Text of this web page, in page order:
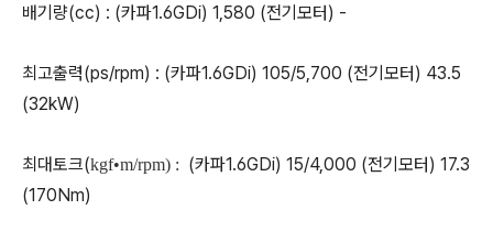
배기량(cc) : (카파1.6GDi) 1,580 (전기모터) -
최고출력(ps/rpm) : (카파1.6GDi) 105/5,700 (전기모터) 43.5
(32kW)
최대토크(kgf•m/rpm) : (카파1.6GDi) 15/4,000 (전기모터) 17.3
(170Nm)